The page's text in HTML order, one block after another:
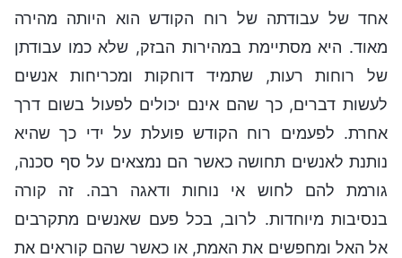
אחד של עבודתה של רוח הקודש הוא היותה מהירה
מאוד. היא מסתיימת במהירות הבזק, שלא כמו עבודתן
של רוחות רעות, שתמיד דוחקות ומכריחות אנשים
לעשות דברים, כך שהם אינם יכולים לפעול בשום דרך
אחרת. לפעמים רוח הקודש פועלת על ידי כך שהיא
נותנת לאנשים תחושה כאשר הם נמצאים על סף סכנה,
גורמת להם לחוש אי נוחות ודאגה רבה. זה קורה
בנסיבות מיוחדות. לרוב, בכל פעם שאנשים מתקרבים
אל האל ומחפשים את האמת, או כאשר שהם קוראים את